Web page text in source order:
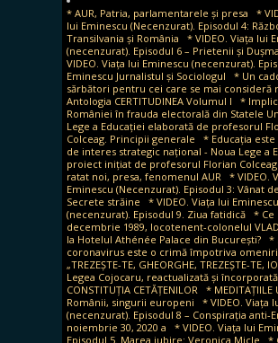
* AUR, Patria, parlamentarele și presa
*
lui Eminescu (Necenzurat). Episodul 4:
Transilvania și România
* VIDEO. Viața lui
(necenzurat). Episodul 6 – Prietenii și
VIDEO. Viața lui Eminescu (necenzurat).
Eminescu Jurnalistul și Sociologul
* Un
sărbători pentru cei care se mai consideră
Antologia CERTITUDINEA Volumul I
*
României în frauda electorală din Statele
Lege a Educației elaborată de profesorul
Colceag. Principii generale
* Educația
de interes strategic național - Noua Lege a
proiect inițiat de profesorul Florian Colceag
ratat noi, presa, fenomenul AUR * VIDEO.
Eminescu (Necenzurat). Episodul 3: Vânat
Secrete străine
* VIDEO. Viața lui Eminescu
(necenzurat). Episodul 9. Ziua fatidică * Ce
decembrie 1989, locotenent-colonelul
la Hotelul Athénée Palace din București? *
coronavirus este o crimă împotriva
„TREZEȘTE-TE, GHEORGHE, TREZEȘTE-TE,
Legea Cojocaru, reactualizată și
CONSTITUȚIA CETĂȚENILOR * MEDITAȚIILE
Românii, singurii europeni
* VIDEO. Viața
(necenzurat). Episodul 8 – Conspirația anti-
noiembrie 30, 2020 a
* VIDEO. Viața lui
Episodul 5. Marea iubire: Veronica Micle
*